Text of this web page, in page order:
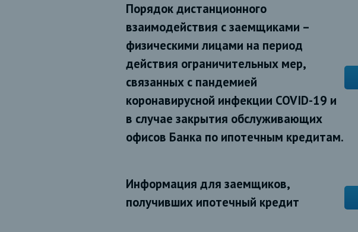
Порядок дистанционного
взаимодействия с заемщиками –
физическими лицами на период
действия ограничительных мер,
связанных с пандемией
коронавирусной инфекции COVID-19 и
в случае закрытия обслуживающих
офисов Банка по ипотечным кредитам.
Информация для заемщиков,
получивших ипотечный кредит